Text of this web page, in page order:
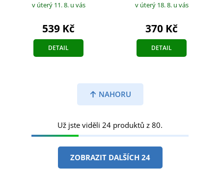
v úterý 11. 8. u vás
539 Kč
DETAIL
v úterý 18. 8. u vás
370 Kč
DETAIL
NAHORU
Už jste viděli 24 produktů z 80.
ZOBRAZIT DALŠÍCH 24